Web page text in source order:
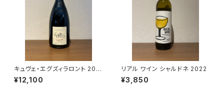
キュヴェ・エグズィラロント 201
4 ル・ブリュン・セルヴネイ シャ
ンパーニュ 750ml
¥12,100
リアル ワイン シャルドネ 2022
¥3,850